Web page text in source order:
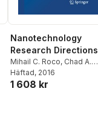
Nanotechnology
Research Directions
for Societal Needs in
2020
Mihail C. Roco, Chad A.
Mirkin,Mark C. Hersam
Häftad, 2016
1 608 kr